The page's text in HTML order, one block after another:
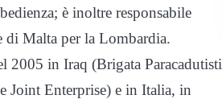
è inoltre responsabile
di Malta per la Lombardia.
2005 in Iraq (Brigata Paracadutisti
Joint Enterprise) e in Italia, in